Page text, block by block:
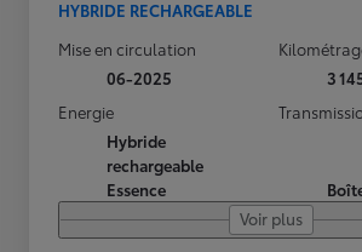
HYBRIDE RECHARGEABLE
Mise en circulation
06-2025
3
Energie
Hybride
rechargeable
Essence
Voir plus